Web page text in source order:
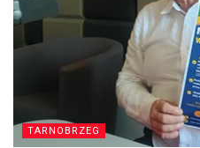
TARNOBRZEG